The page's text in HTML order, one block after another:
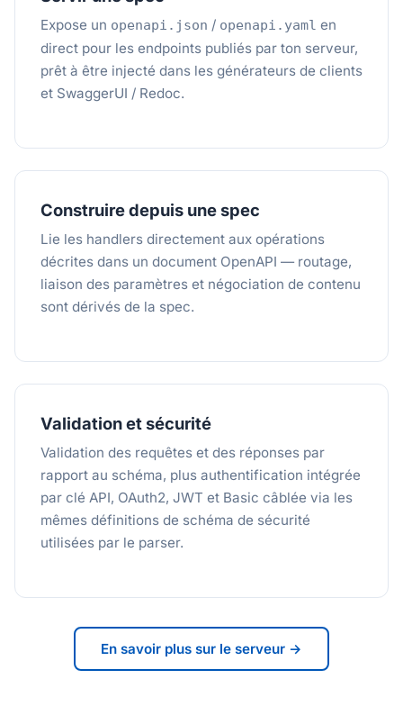
Expose un openapi.json / openapi.yaml en
direct pour les endpoints publiés par ton serveur,
prêt à être injecté dans les générateurs de clients
et SwaggerUI / Redoc.
Construire depuis une spec
Lie les handlers directement aux opérations
décrites dans un document OpenAPI — routage,
liaison des paramètres et négociation de contenu
sont dérivés de la spec.
Validation et sécurité
Validation des requêtes et des réponses par
rapport au schéma, plus authentification intégrée
par clé API, OAuth2, JWT et Basic câblée via les
mêmes définitions de schéma de sécurité
utilisées par le parser.
En savoir plus sur le serveur →